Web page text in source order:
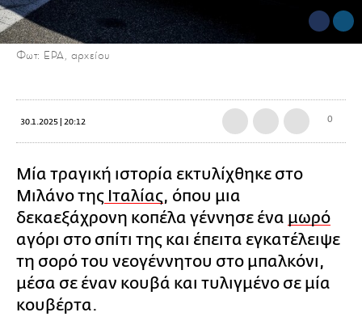
Φωτ: EPA, αρχείου
30.1.2025 | 20:12 0
Μία τραγική ιστορία εκτυλίχθηκε στο
Μιλάνο της Ιταλίας, όπου μια
δεκαεξάχρονη κοπέλα γέννησε ένα μωρό
αγόρι στο σπίτι της και έπειτα εγκατέλειψε
τη σορό του νεογέννητου στο μπαλκόνι,
μέσα σε έναν κουβά και τυλιγμένο σε μία
κουβέρτα.